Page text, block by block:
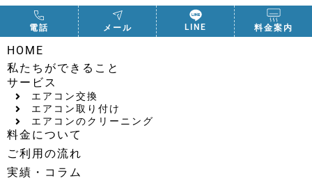
電話 メール LINE 料金案内
HOME
私たちができること
サービス
エアコン交換
エアコン取り付け
エアコンのクリーニング
料金について
ご利用の流れ
実績・コラム